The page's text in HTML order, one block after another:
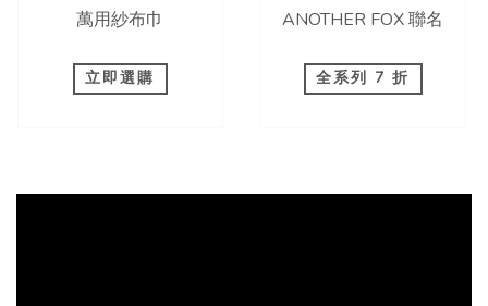
萬用紗布巾
立即選購
ANOTHER FOX 聯名
全系列 7 折